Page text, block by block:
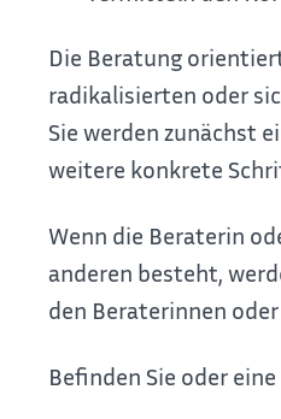
Die Beratung
radikalisierten oder
Sie werden zunächst
weitere konkrete
Wenn die Beraterin
anderen besteht,
den Beraterinnen
Befinden Sie oder